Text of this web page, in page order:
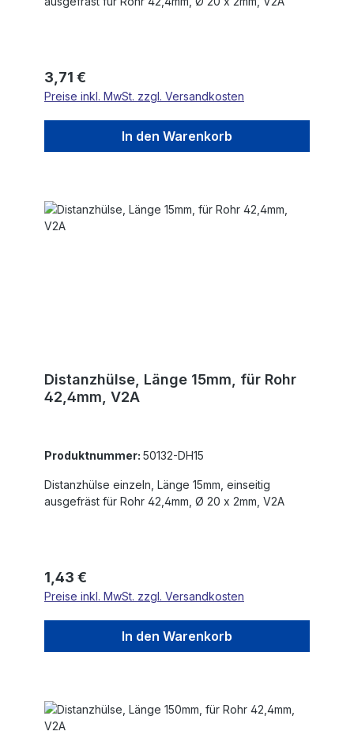
Regulärer Preis:
3,71 €
Preise inkl. MwSt. zzgl. Versandkosten
In den Warenkorb
Distanzhülse, Länge 15mm, für Rohr
42,4mm, V2A
Produktnummer: 50132-DH15
Distanzhülse einzeln, Länge 15mm, einseitig
ausgefräst für Rohr 42,4mm, Ø 20 x 2mm, V2A
Regulärer Preis:
1,43 €
Preise inkl. MwSt. zzgl. Versandkosten
In den Warenkorb